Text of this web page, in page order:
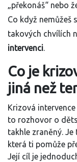
„překonáš“ nebo
Co když nemůžeš
takových chvílích
intervenci.
Co je
jiná než
Krizová
to rozhovor o
takhle zraněný.
která ti pomůže
Její cíl je